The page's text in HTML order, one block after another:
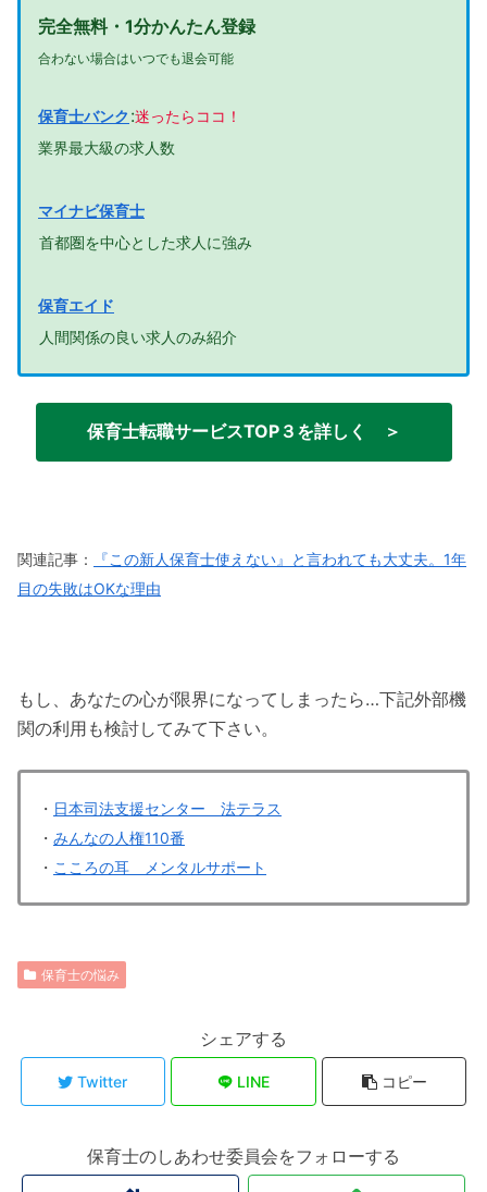
完全無料・1分かんたん登録
合わない場合はいつでも退会可能
保育士バンク :迷ったらココ！
業界最大級の求人数
マイナビ保育士
首都圏を中心とした求人に強み
保育エイド
人間関係の良い求人のみ紹介
保育士転職サービスTOP３を詳しく ＞
関連記事：
『この新人保育士使えない』と言われても大丈夫。1年
目の失敗はOKな理由
もし、あなたの心が限界になってしまったら…下記外部機
関の利用も検討してみて下さい。
・ 日本司法支援センター 法テラス
・ みんなの人権110番
・ こころの耳 メンタルサポート
保育士の悩み
シェアする
Twitter LINE コピー
保育士のしあわせ委員会をフォローする